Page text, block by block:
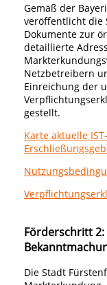
Gemäß der
veröffentlicht die
Dokumente zur
detaillierte
Netzbetreibern
Einreichung der
gestellt.
Karte aktuelle
Förderschritt
Die Stadt